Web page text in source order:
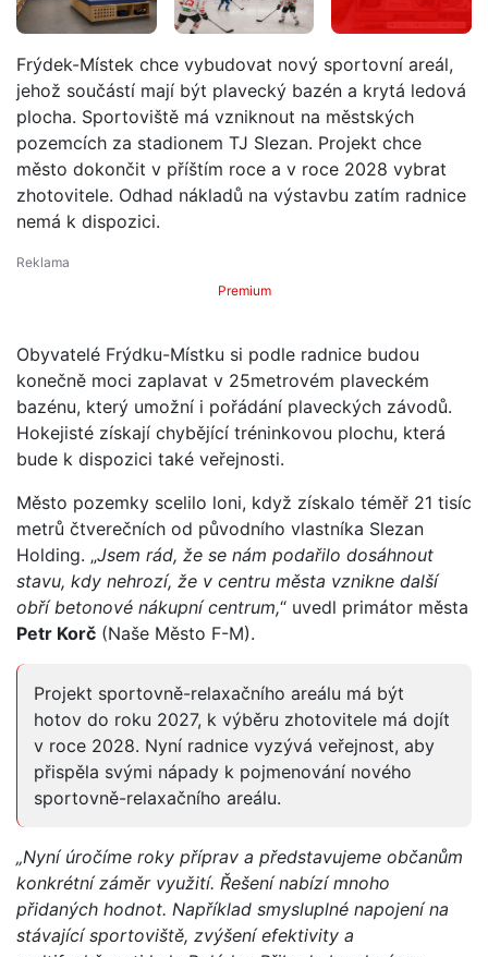
Frýdek-Místek chce vybudovat nový sportovní areál,
jehož součástí mají být plavecký bazén a krytá ledová
plocha. Sportoviště má vzniknout na městských
pozemcích za stadionem TJ Slezan. Projekt chce
město dokončit v příštím roce a v roce 2028 vybrat
zhotovitele. Odhad nákladů na výstavbu zatím radnice
nemá k dispozici.
Premium
Obyvatelé Frýdku-Místku si podle radnice budou
konečně moci zaplavat v 25metrovém plaveckém
bazénu, který umožní i pořádání plaveckých závodů.
Hokejisté získají chybějící tréninkovou plochu, která
bude k dispozici také veřejnosti.
Město pozemky scelilo loni, když získalo téměř 21 tisíc
metrů čtverečních od původního vlastníka Slezan
Holding. „Jsem rád, že se nám podařilo dosáhnout
stavu, kdy nehrozí, že v centru města vznikne další
obří betonové nákupní centrum,“ uvedl primátor města
Petr Korč (Naše Město F-M).
Projekt sportovně-relaxačního areálu má být
hotov do roku 2027, k výběru zhotovitele má dojít
v roce 2028. Nyní radnice vyzývá veřejnost, aby
přispěla svými nápady k pojmenování nového
sportovně-relaxačního areálu.
„Nyní úročíme roky příprav a představujeme občanům
konkrétní záměr využití. Řešení nabízí mnoho
přidaných hodnot. Například smysluplné napojení na
stávající sportoviště, zvýšení efektivity a